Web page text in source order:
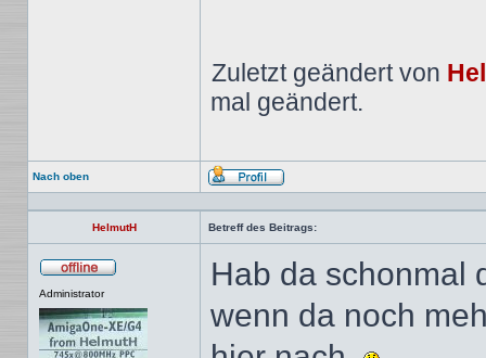
Zuletzt geändert von
mal geändert.
Nach oben
Profil
HelmutH Betreff des Beitrags:
Administrator
Hab da schonmal
wenn da noch